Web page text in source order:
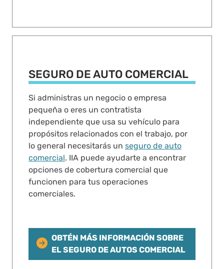
SEGURO DE AUTO COMERCIAL
Si administras un negocio o empresa
pequeña o eres un contratista
independiente que usa su vehículo para
propósitos relacionados con el trabajo, por
lo general necesitarás un seguro de auto
comercial. IIA puede ayudarte a encontrar
opciones de cobertura comercial que
funcionen para tus operaciones
comerciales.
OBTÉN MÁS INFORMACIÓN SOBRE
EL SEGURO DE AUTOS COMERCIAL